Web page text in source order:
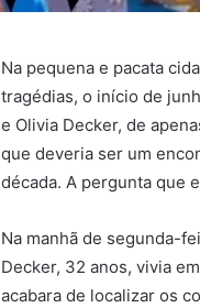
Na pequena e pacata
tragédias, o início de
e Olivia Decker, de
que deveria ser um
década. A pergunta que
Na manhã de segunda-
Decker, 32 anos, vivia
acabara de localizar os